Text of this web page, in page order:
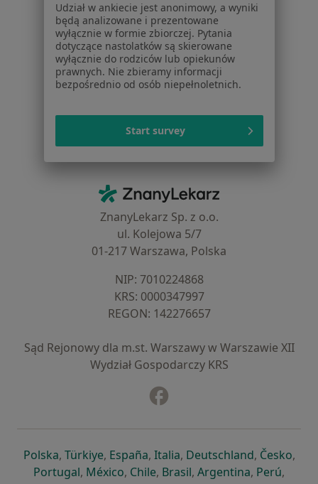
Blog dla pacjentów
Dla profesjonalistów
Cennik
Dla lekarzy
Noa Notes nowość
Baza wiedzy
ZnanyLekarz - Strona główna
ZnanyLekarz Sp. z o.o.
ul. Kolejowa 5/7
01-217 Warszawa, Polska
NIP: ⁠7010224868
KRS: ⁠0000347997
REGON: ⁠142276657
Sąd Rejonowy dla m.st. Warszawy w Warszawie XII
Wydział Gospodarczy KRS
Polskaotwiera się w nowej karcie
, Türkiyeotwiera się w nowej karcie
, Españaotwiera się w nowej karcie
, Italiaotwiera się w nowej
, Deutschlandotwiera się
, Česko,
Portugalotwiera się w nowej karcie
, Méxicootwiera się w nowej karcie
, Chileotwiera się w nowej karcie
, Brasilotwiera się w nowej
, Argentinaotwiera się
, Perú,
Udział w ankiecie jest anonimowy, a wyniki
będą analizowane i prezentowane
wyłącznie w formie zbiorczej. Pytania
dotyczące nastolatków są skierowane
wyłącznie do rodziców lub opiekunów
prawnych. Nie zbieramy informacji
bezpośrednio od osób niepełnoletnich.
Start survey